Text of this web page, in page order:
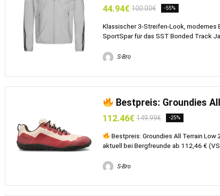
44.94€ 100.00€ -55%
Klassischer 3-Streifen-Look, modernes
SportSpar für das SST Bonded Track
S-Bro
Bestpreis: Groundies
112.46€ 149.99€ -25%
Bestpreis: Groundies All Terrain
aktuell bei Bergfreunde ab 112,46 €
S-Bro